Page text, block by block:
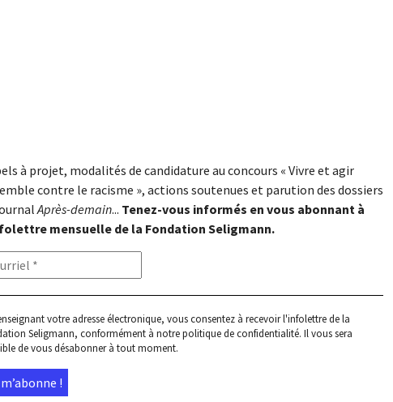
à projet, modalités de candidature au concours « Vivre et agir
contre le racisme », actions soutenues et parution des dossiers
Après-demain... Tenez-vous informés en vous abonnant à
mensuelle de la Fondation Seligmann.
votre adresse électronique, vous consentez à recevoir l'infolettre de la
Seligmann, conformément à notrepolitique de confidentialité. Il vous sera
de vous désabonner à tout moment.